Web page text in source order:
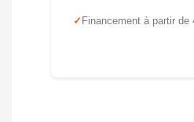
Financement à partir de